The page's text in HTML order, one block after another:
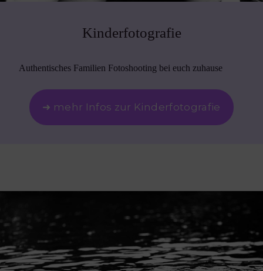
Kinderfotografie
Authentisches Familien Fotoshooting bei euch zuhause
➜ mehr Infos zur Kinderfotografie